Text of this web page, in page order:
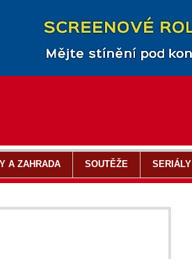
A ZAHRADA SOUTĚŽE SERIÁLY